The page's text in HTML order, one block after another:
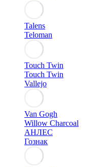
Talens
Teloman
Touch Twin
Touch Twin
Vallejo
Van Gogh
Willow Charcoal
АНЛЕС
Гознак